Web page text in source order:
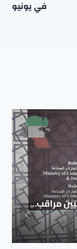
في يونيو